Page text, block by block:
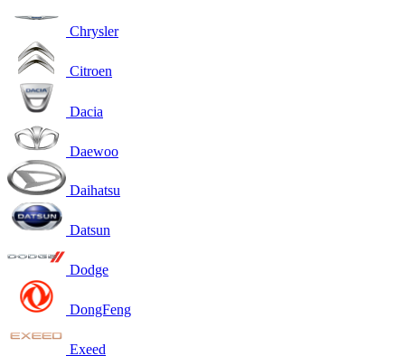
Chrysler
Citroen
Dacia
Daewoo
Daihatsu
Datsun
Dodge
DongFeng
Exeed